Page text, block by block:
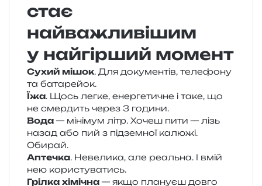
стає
найважливішим
у найгірший момент
Сухий мішок. Для доку­мен­тів, теле­фо­ну
та батарейок.
Їжа. Щось легке, енер­ге­ти­чне і таке, що
не смер­дить через 3 години.
Вода— міні­мум літр. Хочеш пити — лізь
назад або пий з під­зем­ної калю­жі.
Обирай.
Аптечка. Невелика, але реаль­на. І вмій
нею користуватись.
Грілка хімі­чна— якщо пла­ну­єш довго